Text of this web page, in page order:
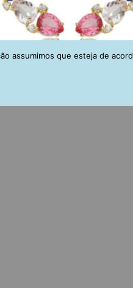
Ear Cuff De Gotas Coloridas E
assumimos que esteja de